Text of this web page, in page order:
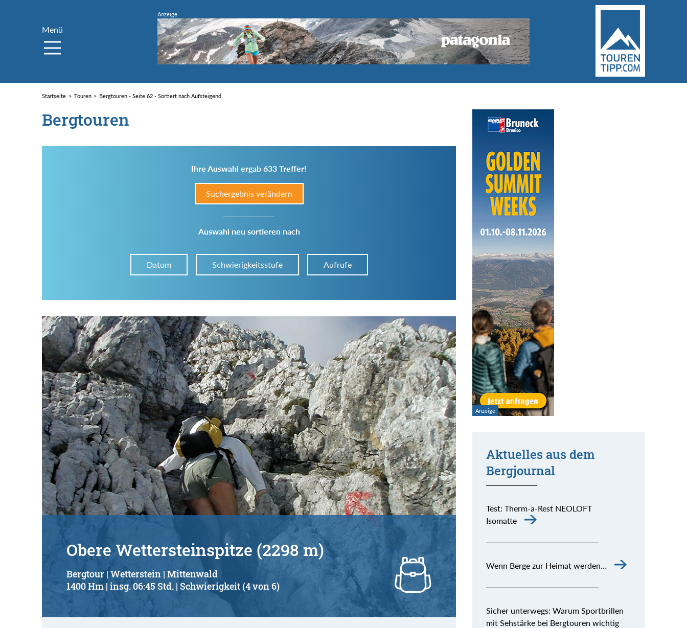
Menü
Startseite Touren Bergtouren - Seite 62 - Sortiert nach Aufsteigend
Bergtouren
Ihre Auswahl ergab 633 Treffer!
Suchergebnis verändern
Auswahl neu sortieren nach
Datum Schwierigkeitsstufe Aufrufe
Im Tourenarchiv suchen
Land:
Region:
Gebirge:
Art der Tour:
Schwierigkeitsgrad:
von
bis
Kondition (Tourdauer):
von
bis
Suchbegriff:
Obere Wettersteinspitze (2298 m)
Bergtour | Wetterstein | Mittenwald
1400 Hm | insg. 06:45 Std. | Schwierigkeit (4 von 6)
Aktuelles aus dem
Bergjournal
Test: Therm-a-Rest NEOLOFT
Isomatte
Wenn Berge zur Heimat werden…
Sicher unterwegs: Warum Sportbrillen
mit Sehstärke bei Bergtouren wichtig